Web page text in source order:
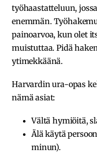
työhaastatteluun,
enemmän.
painoarvoa, kun olet
muistuttaa. Pidä
ytimekkäänä.
Harvardin ura-opas
nämä asiat:
Vältä hymiöitä,
Älä käytä
minun).